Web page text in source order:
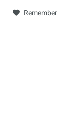
Remember